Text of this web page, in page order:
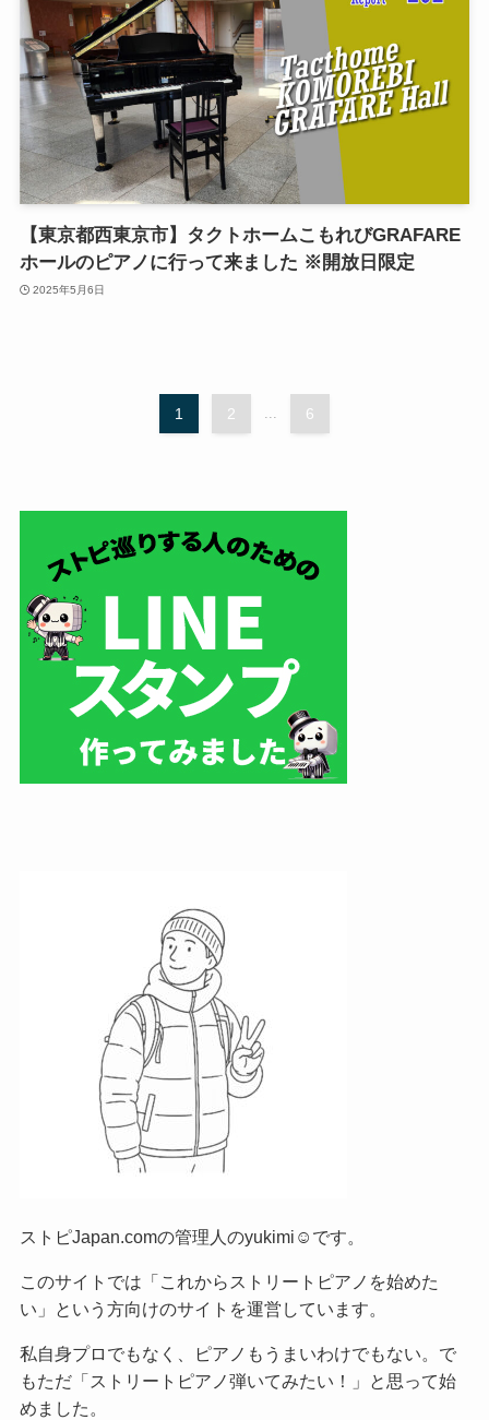
【東京都西東京市】タクトホームこもれびGRAFARE
ホールのピアノに行って来ました ※開放日限定
2025年5月6日
1 2 ... 6
ストピJapan.comの管理人のyukimi☺です。
このサイトでは「これからストリートピアノを始めた
い」という方向けのサイトを運営しています。
私自身プロでもなく、ピアノもうまいわけでもない。で
もただ「ストリートピアノ弾いてみたい！」と思って始
めました。